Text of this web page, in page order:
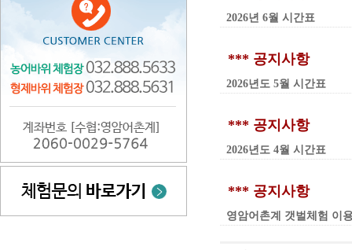
2026년 6월 시간표
*** 공지사항
2026년도 5월 시간표
*** 공지사항
2026년도 4월 시간표
*** 공지사항
영암어촌계 갯벌체험 이